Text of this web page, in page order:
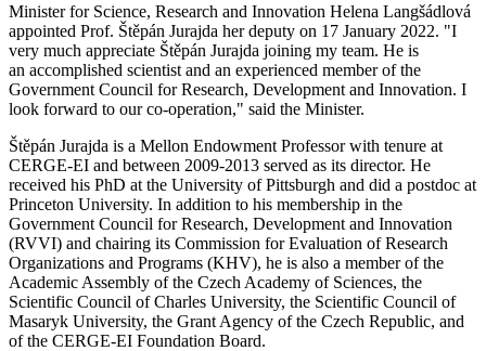
Minister for Science, Research and Innovation Helena Langšádlová
appointed Prof. Štěpán Jurajda her deputy on 17 January 2022. "I
very much appreciate Štěpán Jurajda joining my team. He is
an accomplished scientist and an experienced member of the
Government Council for Research, Development and Innovation. I
look forward to our co-operation," said the Minister.
Štěpán Jurajda is a Mellon Endowment Professor with tenure at
CERGE-EI and between 2009-2013 served as its director. He
received his PhD at the University of Pittsburgh and did a postdoc at
Princeton University. In addition to his membership in the
Government Council for Research, Development and Innovation
(RVVI) and chairing its Commission for Evaluation of Research
Organizations and Programs (KHV), he is also a member of the
Academic Assembly of the Czech Academy of Sciences, the
Scientific Council of Charles University, the Scientific Council of
Masaryk University, the Grant Agency of the Czech Republic, and
of the CERGE-EI Foundation Board.